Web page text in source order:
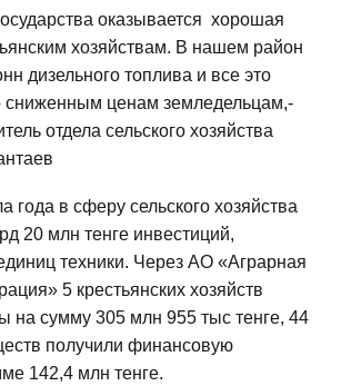
оказывается хорошая
хозяйствам. В нашем район
дизельного топлива и все это
сниженным ценам земледельцам,-
отдела сельского хозяйства
года в сферу сельского хозяйства
20 млн тенге инвестиций,
техники. Через АО «Аграрная
5 крестьянских хозяйств
на сумму 305 млн 955 тыс тенге, 44
получили финансовую
142,4 млн тенге.